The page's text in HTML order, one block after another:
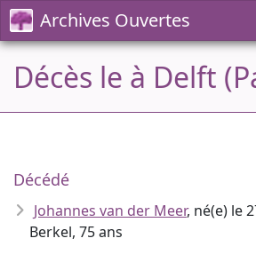
Archives Ouvertes
Décès le à Delft
Décédé
Johannes van der Meer, né(e) le
Berkel, 75 ans